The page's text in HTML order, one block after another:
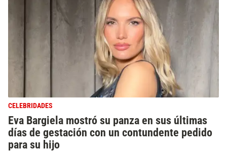
CELEBRIDADES
Eva Bargiela mostró su panza en sus últimas
días de gestación con un contundente pedido
para su hijo